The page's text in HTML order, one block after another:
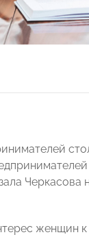
Черкасова
женщин